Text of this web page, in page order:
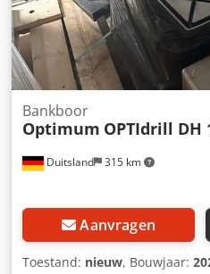
Duitsland 315 km
Bankboor
Optimum OPTIdrill DH
Aanvragen
Toestand: nieuw, Bouwjaar: